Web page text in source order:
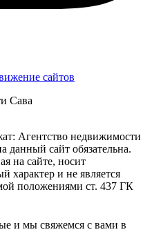
сайтов
Сава
Агентство недвижимости
данный сайт обязательна.
на сайте, носит
характер и не является
положениями ст. 437 ГК
и мы свяжемся с вами в